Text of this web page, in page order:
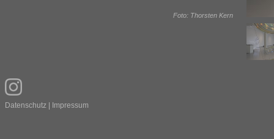
Foto: Thorsten Kern
Datenschutz Impressum